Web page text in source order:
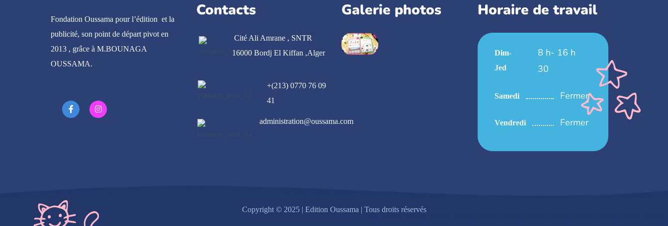
Fondation Oussama pour l’édition et la
publicité, son point de départ pivot en
2013 , grâce à M.BOUNAGA
OUSSAMA.
Contacts
Cité Ali Amrane , SNTR
16000 Bordj El Kiffan ,Alger
+(213) 0770 76 09
41
administration@oussama.com
Galerie photos Horaire de travail
Dim-
Jed
8 h- 16 h
30
Samedi Fermer
Vendredi Fermer
Copyright © 2025 | Edition Oussama | Tous droits réservés